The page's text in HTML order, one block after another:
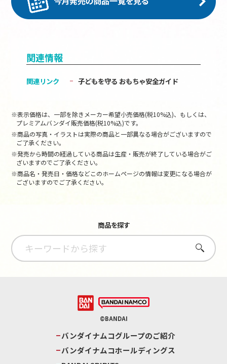
関連情報
関連リンク 子どもを守る おもちゃ安全ガイド
※表示価格は、一部を除きメーカー希望小売価格(税10%込)、もしくは、
プレミアムバンダイ販売価格(税10%込)です。
※商品の写真・イラストは実際の商品と一部異なる場合がございますので
ご了承ください。
※発売から時間の経過している商品は生産・販売が終了している場合がご
ざいますのでご了承ください。
※商品名・発売日・価格などこのホームページの情報は変更になる場合が
ございますのでご了承ください。
商品を探す
さがす
©BANDAI
バンダイナムコグループのご紹介
バンダイナムコホールディングス